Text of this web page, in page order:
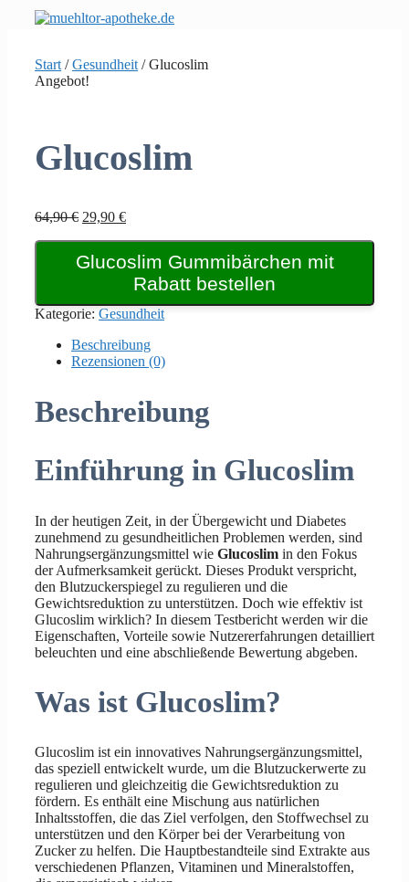
Start /Gesundheit / Glucoslim
Angebot!
Glucoslim
64,90€ Ursprünglicher
64,90 €
29,90 €Aktueller
29,90 €.
Glucoslim Gummibärchen mit
Rabatt bestellen
Kategorie: Gesundheit
Beschreibung
Rezensionen (0)
Beschreibung
Einführung in Glucoslim
In der heutigen Zeit, in der Übergewicht und Diabetes
zunehmend zu gesundheitlichen Problemen werden, sind
Nahrungsergänzungsmittel wie Glucoslim in den Fokus
der Aufmerksamkeit gerückt. Dieses Produkt verspricht,
den Blutzuckerspiegel zu regulieren und die
Gewichtsreduktion zu unterstützen. Doch wie effektiv ist
Glucoslim wirklich? In diesem Testbericht werden wir die
Eigenschaften, Vorteile sowie Nutzererfahrungen detailliert
beleuchten und eine abschließende Bewertung abgeben.
Was ist Glucoslim?
Glucoslim ist ein innovatives Nahrungsergänzungsmittel,
das speziell entwickelt wurde, um die Blutzuckerwerte zu
regulieren und gleichzeitig die Gewichtsreduktion zu
fördern. Es enthält eine Mischung aus natürlichen
Inhaltsstoffen, die das Ziel verfolgen, den Stoffwechsel zu
unterstützen und den Körper bei der Verarbeitung von
Zucker zu helfen. Die Hauptbestandteile sind Extrakte aus
verschiedenen Pflanzen, Vitaminen und Mineralstoffen,